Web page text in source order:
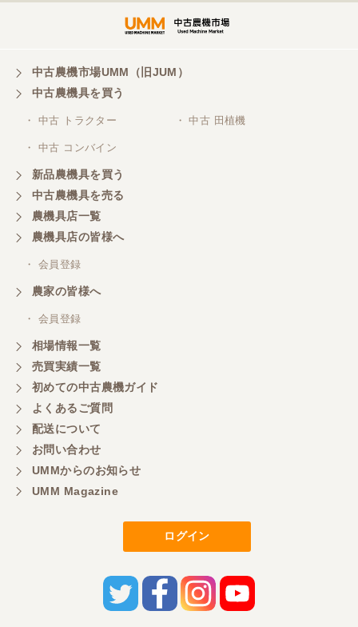
株式会社トミタモータース
三重県／株式会社 ケイ・エス・エンタープライズ
中古農機市場UMM（旧JUM）
中古農機具を買う
・ 中古 トラクター ・ 中古 田植機
・ 中古 コンバイン
新品農機具を買う
中古農機具を売る
農機具店一覧
農機具店の皆様へ
・ 会員登録
農家の皆様へ
・ 会員登録
相場情報一覧
売買実績一覧
初めての中古農機ガイド
よくあるご質問
配送について
お問い合わせ
UMMからのお知らせ
UMM Magazine
ログイン